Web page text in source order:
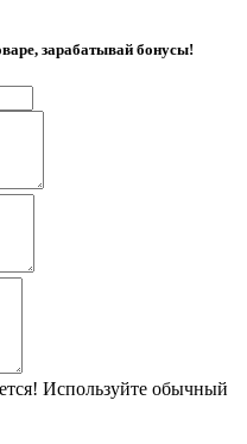
зарабатывай бонусы!
Используйте обычный